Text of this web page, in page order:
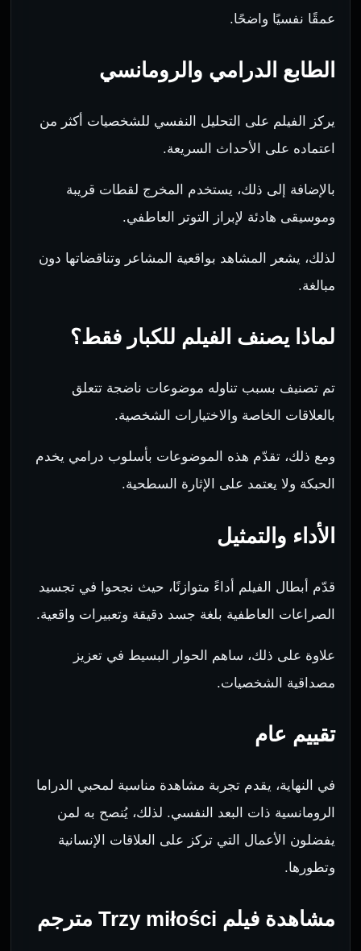
عمقًا نفسيًا واضحًا.
الطابع الدرامي والرومانسي
يركز الفيلم على التحليل النفسي للشخصيات أكثر من
اعتماده على الأحداث السريعة.
بالإضافة إلى ذلك، يستخدم المخرج لقطات قريبة
وموسيقى هادئة لإبراز التوتر العاطفي.
لذلك، يشعر المشاهد بواقعية المشاعر وتناقضاتها دون
مبالغة.
لماذا يصنف الفيلم للكبار فقط؟
تم تصنيف بسبب تناوله موضوعات ناضجة تتعلق
بالعلاقات الخاصة والاختيارات الشخصية.
ومع ذلك، تقدّم هذه الموضوعات بأسلوب درامي يخدم
الحبكة ولا يعتمد على الإثارة السطحية.
الأداء والتمثيل
قدّم أبطال الفيلم أداءً متوازنًا، حيث نجحوا في تجسيد
الصراعات العاطفية بلغة جسد دقيقة وتعبيرات واقعية.
علاوة على ذلك، ساهم الحوار البسيط في تعزيز
مصداقية الشخصيات.
تقييم عام
في النهاية، يقدم تجربة مشاهدة مناسبة لمحبي الدراما
الرومانسية ذات البعد النفسي. لذلك، يُنصح به لمن
يفضلون الأعمال التي تركز على العلاقات الإنسانية
وتطورها.
مشاهدة فيلم Trzy miłości مترجم